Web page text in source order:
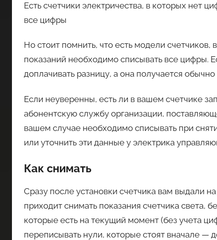
Есть счетчики электричества, в которых нет
все цифры
Но стоит помнить, что есть модели счетчиков,
показаний необходимо списывать все цифры.
доплачивать разницу, а она получается
Если неуверенны, есть ли в вашем счетчике
абонентскую службу организации,
вашем случае необходимо списывать при
или уточнить эти данные у электрика
Как снимать
Сразу после установки счетчика вам выдали
приходит снимать показания счетчика света,
которые есть на текущий момент (без учета
переписывать нули, которые стоят вначале —